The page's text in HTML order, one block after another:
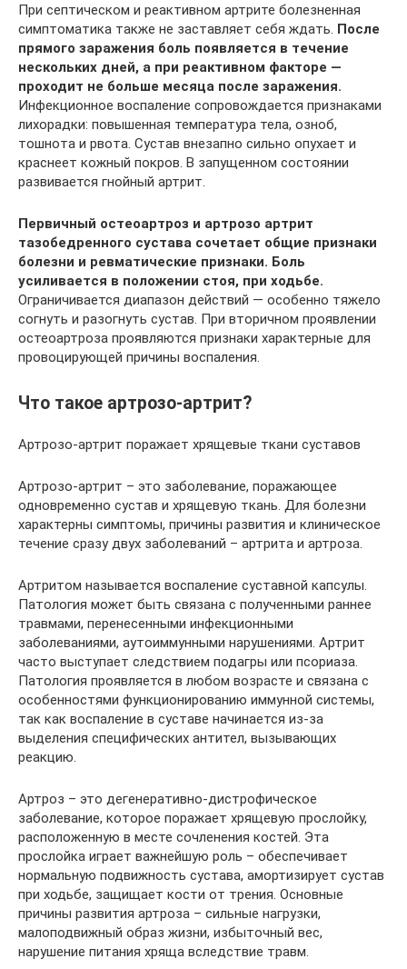
При септическом и реактивном артрите болезненная
симптоматика также не заставляет себя ждать. После
прямого заражения боль появляется в течение
нескольких дней, а при реактивном факторе —
проходит не больше месяца после заражения.
Инфекционное воспаление сопровождается признаками
лихорадки: повышенная температура тела, озноб,
тошнота и рвота. Сустав внезапно сильно опухает и
краснеет кожный покров. В запущенном состоянии
развивается гнойный артрит.
Первичный остеоартроз и артрозо артрит
тазобедренного сустава сочетает общие признаки
болезни и ревматические признаки. Боль
усиливается в положении стоя, при ходьбе.
Ограничивается диапазон действий — особенно тяжело
согнуть и разогнуть сустав. При вторичном проявлении
остеоартроза проявляются признаки характерные для
провоцирующей причины воспаления.
Что такое артрозо-артрит?
Артрозо-артрит поражает хрящевые ткани суставов
Артрозо-артрит – это заболевание, поражающее
одновременно сустав и хрящевую ткань. Для болезни
характерны симптомы, причины развития и клиническое
течение сразу двух заболеваний – артрита и артроза.
Артритом называется воспаление суставной капсулы.
Патология может быть связана с полученными раннее
травмами, перенесенными инфекционными
заболеваниями, аутоиммунными нарушениями. Артрит
часто выступает следствием подагры или псориаза.
Патология проявляется в любом возрасте и связана с
особенностями функционированию иммунной системы,
так как воспаление в суставе начинается из-за
выделения специфических антител, вызывающих
реакцию.
Артроз – это дегенеративно-дистрофическое
заболевание, которое поражает хрящевую прослойку,
расположенную в месте сочленения костей. Эта
прослойка играет важнейшую роль – обеспечивает
нормальную подвижность сустава, амортизирует сустав
при ходьбе, защищает кости от трения. Основные
причины развития артроза – сильные нагрузки,
малоподвижный образ жизни, избыточный вес,
нарушение питания хряща вследствие травм.